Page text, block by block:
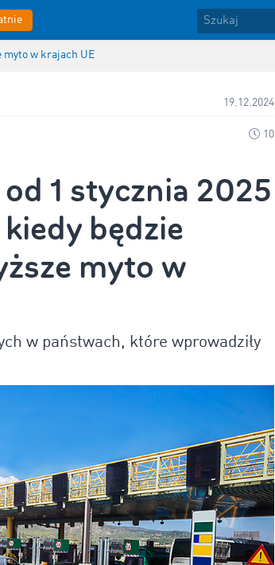
myto w krajach UE
19.12.2024
10
1 stycznia 2025
będzie
myto w
w państwach, które wprowadziły